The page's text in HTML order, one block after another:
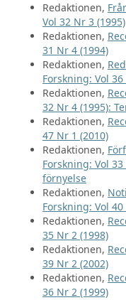
Redaktionen,
Vol 32 Nr 3 (1995)
Redaktionen,
31 Nr 4 (1994)
Redaktionen,
Forskning: Vol
Redaktionen,
32 Nr 4 (1995):
Redaktionen,
47 Nr 1 (2010)
Redaktionen,
Forskning: Vol
förnyelse
Redaktionen,
Forskning: Vol
Redaktionen,
35 Nr 2 (1998)
Redaktionen,
39 Nr 2 (2002)
Redaktionen,
36 Nr 2 (1999)